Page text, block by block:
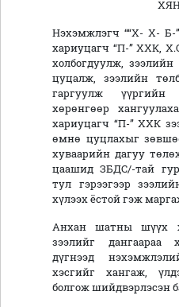
Нэхэмжлэгч ““Х- Х- Б-
хариуцагч “П-” ХХК,
холбогдуулж, зээлийн
цуцалж, зээлийн
гаргуулж үүргийн
хөрөнгөөр
хариуцагч “П-” ХХК
өмнө цуцлахыг
хуваарийн дагуу
цаашид ЗБДС/-тай
тул гэрээгээр
хүлээх ёстой гэж
Анхан шатны шүүх
зээлийг дангаараа
дүгнээд
хэсгийг хангаж,
болгож шийдвэрлэсэн